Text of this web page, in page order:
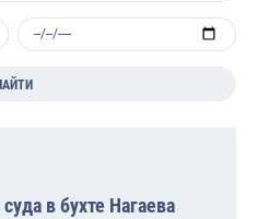
в бухте Нагаева